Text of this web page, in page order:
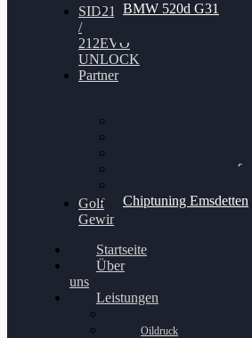
BMW 520d G31
SID212
/
212EVO
UNLOCK
Partner
Bilgenroth
Chiptuning Schüttorf
Chiptuning Emsdetten
Golf
Gewinnspiel
Startseite
Über
uns
Leistungen
Oildruck